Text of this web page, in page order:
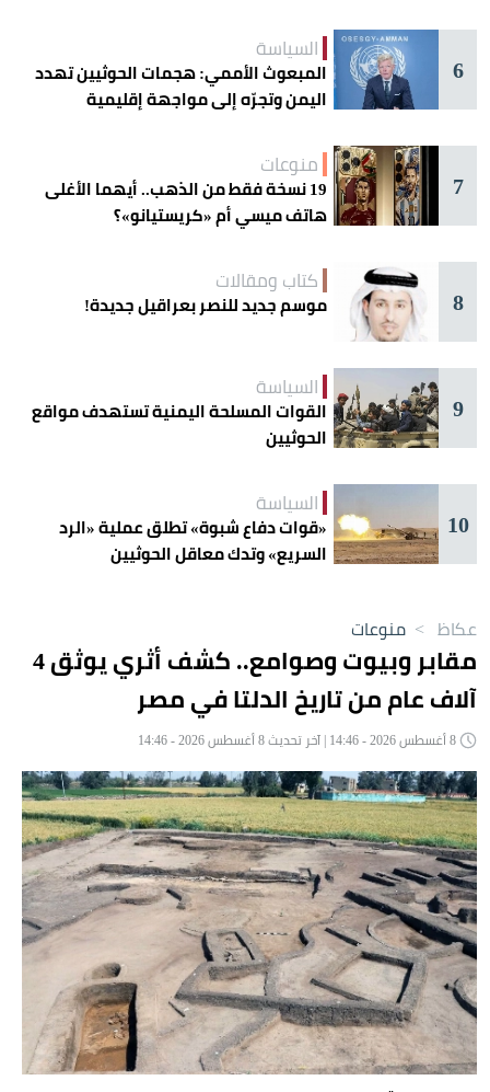
6
السياسة
المبعوث الأممي: هجمات الحوثيين تهدد
اليمن وتجرّه إلى مواجهة إقليمية
7
منوعات
19 نسخة فقط من الذهب.. أيهما الأغلى
هاتف ميسي أم «كريستيانو»؟
8
كتاب ومقالات
موسم جديد للنصر بعراقيل جديدة!
9
السياسة
القوات المسلحة اليمنية تستهدف مواقع
الحوثيين
10
السياسة
«قوات دفاع شبوة» تطلق عملية «الرد
السريع» وتدك معاقل الحوثيين
عكاظ > منوعات
مقابر وبيوت وصوامع.. كشف أثري يوثق 4
آلاف عام من تاريخ الدلتا في مصر